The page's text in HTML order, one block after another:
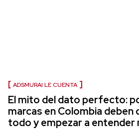
ADSMURAI LE CUENTA
El mito del dato perfecto:
marcas en Colombia deben
todo y empezar a entender